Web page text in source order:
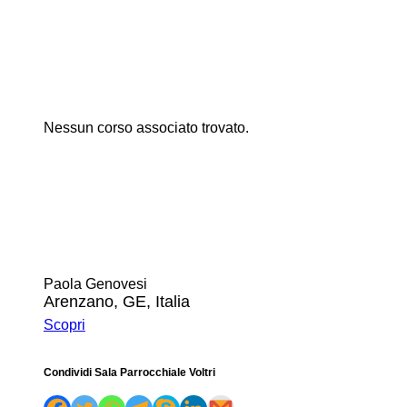
Nessun corso associato trovato.
Paola Genovesi
Arenzano, GE, Italia
Scopri
Condividi Sala Parrocchiale Voltri